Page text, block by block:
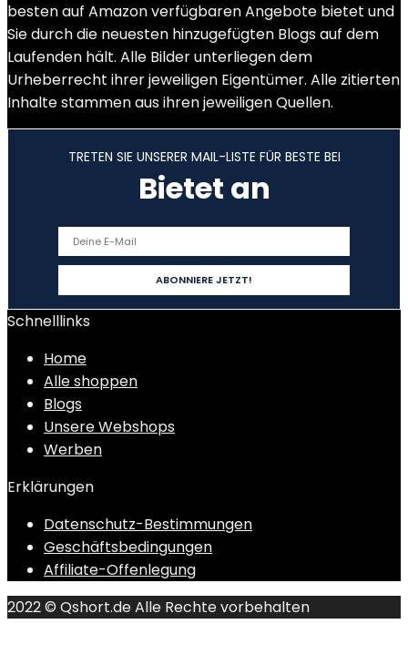
besten auf Amazon verfügbaren Angebote bietet und
Sie durch die neuesten hinzugefügten Blogs auf dem
Laufenden hält. Alle Bilder unterliegen dem
Urheberrecht ihrer jeweiligen Eigentümer. Alle zitierten
Inhalte stammen aus ihren jeweiligen Quellen.
TRETEN SIE UNSERER MAIL-LISTE FÜR BESTE BEI
Bietet an
Schnelllinks
Home
Alle shoppen
Blogs
Unsere Webshops
Werben
Erklärungen
Datenschutz-Bestimmungen
Geschäftsbedingungen
Affiliate-Offenlegung
2022 © Qshort.de Alle Rechte vorbehalten